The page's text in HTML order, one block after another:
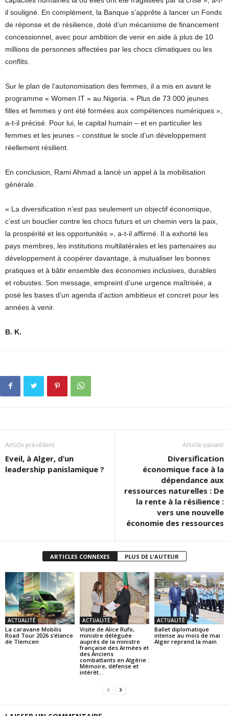
il souligné. En complément, la Banque s’apprête à lancer un Fonds
de réponse et de résilience, doté d’un mécanisme de financement
concessionnel, avec pour ambition de venir en aide à plus de 10
millions de personnes affectées par les chocs climatiques ou les
conflits.
Sur le plan de l’autonomisation des femmes, il a mis en avant le
programme « Women IT » au Nigeria. « Plus de 73 000 jeunes
filles et femmes y ont été formées aux compétences numériques »,
a-t-il précisé. Pour lui, le capital humain – et en particulier les
femmes et les jeunes – constitue le socle d’un développement
réellement résilient.
En conclusion, Rami Ahmad a lancé un appel à la mobilisation
générale.
« La diversification n’est pas seulement un objectif économique,
c’est un bouclier contre les chocs futurs et un chemin vers la paix,
la prospérité et les opportunités », a-t-il affirmé. Il a exhorté les
pays membres, les institutions multilatérales et les partenaires au
développement à coopérer davantage, à mutualiser les bonnes
pratiques et à bâtir ensemble des économies inclusives, durables
et robustes. Son message, empreint d’une urgence maîtrisée, a
posé les bases d’un agenda d’action ambitieux et concret pour les
années à venir.
B. K.
Article précédent
Eveil, à Alger, d’un
leadership panislamique ?
Article suivant
Diversification
économique face à la
dépendance aux
ressources naturelles : De
la rente à la résilience :
vers une nouvelle
économie des ressources
ARTICLES CONNEXES PLUS DE L'AUTEUR
ACTUALITÉ
La caravane Mobilis
Road Tour 2026 s’élance
de Tlemcen
ACTUALITÉ
Visite de Alice Rufo,
ministre déléguée
auprès de la ministre
française des Armées et
des Anciens
combattants en Algérie :
Mémoire, défense et
intérêt...
ACTUALITÉ
Ballet diplomatique
intense au mois de mai :
Alger reprend la main